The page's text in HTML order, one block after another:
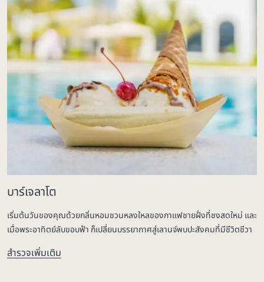
บาร์เจลาโต
เริ่มต้นวันของคุณด้วยกลิ่นหอมชวนหลงใหลของกาแฟชายฝั่งที่ชงสดใหม่ และ
เมื่อพระอาทิตย์ลับขอบฟ้า ก็เปลี่ยนบรรยากาศสู่เลานจ์พบปะสังคมที่มีชีวิตชีวา
สำรวจเพิ่มเติม